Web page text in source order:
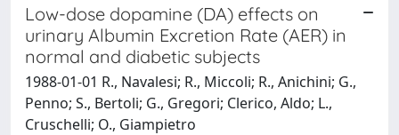
Low-dose dopamine (DA) effects on
urinary Albumin Excretion Rate (AER) in
normal and diabetic subjects
1988-01-01 R., Navalesi; R., Miccoli; R., Anichini; G.,
Penno; S., Bertoli; G., Gregori; Clerico, Aldo; L.,
Cruschelli; O., Giampietro